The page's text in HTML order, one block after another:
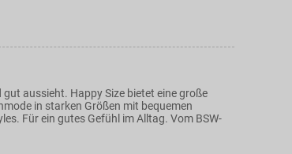
aussieht. Happy Size bietet eine große
in starken Größen mit bequemen
Für ein gutes Gefühl im Alltag. Vom BSW-